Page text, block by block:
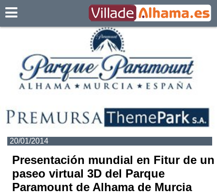
20/01/2014
Presentación mundial en Fitur de un
paseo virtual 3D del Parque
Paramount de Alhama de Murcia